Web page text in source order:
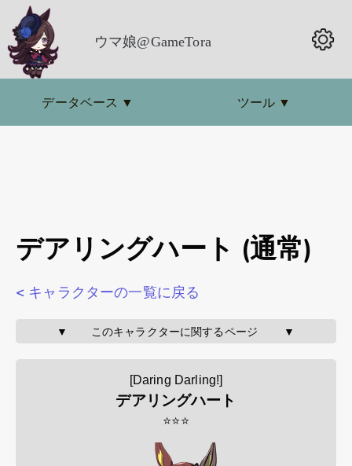
ウマ娘@GameTora
データベース ▼ ツール ▼
デアリングハート (通常)
< キャラクターの一覧に戻る
▼       このキャラクターに関するページ        ▼
[Daring Darling!]
デアリングハート
⭐⭐⭐